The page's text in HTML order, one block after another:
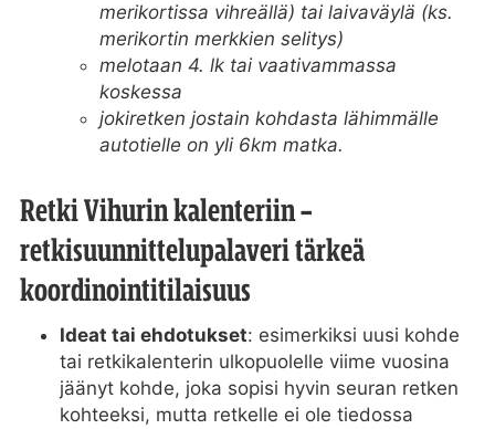
merikortissa vihreällä) tai laivaväylä (ks.
merikortin merkkien selitys)
melotaan 4. lk tai vaativammassa
koskessa
jokiretken jostain kohdasta lähimmälle
autotielle on yli 6km matka.
Retki Vihurin kalenteriin –
retkisuunnittelupalaveri tärkeä
koordinointitilaisuus
Ideat tai ehdotukset: esimerkiksi uusi kohde
tai retkikalenterin ulkopuolelle viime vuosina
jäänyt kohde, joka sopisi hyvin seuran retken
kohteeksi, mutta retkelle ei ole tiedossa